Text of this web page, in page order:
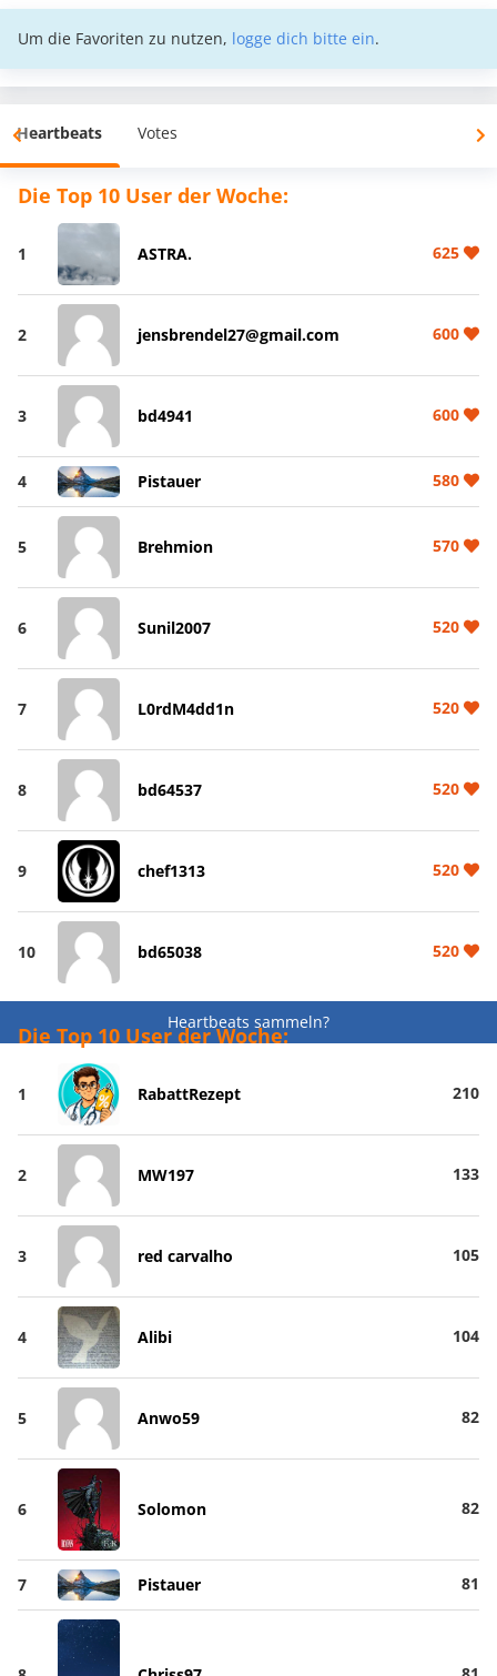
Um die Favoriten zu nutzen, logge dich bitte ein.
Heartbeats Votes
Die Top 10 User der Woche:
1 ASTRA. 625
2 jensbrendel27@gmail.com 600
3 bd4941 600
4 Pistauer 580
5 Brehmion 570
6 Sunil2007 520
7 L0rdM4dd1n 520
8 bd64537 520
9 chef1313 520
10 bd65038 520
Heartbeats sammeln?
Die Top 10 User der Woche:
1 RabattRezept 210
2 MW197 133
3 red carvalho 105
4 Alibi 104
5 Anwo59 82
6 Solomon 82
7 Pistauer 81